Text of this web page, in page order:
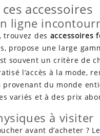
accessoires
ligne
trouvez des accessoires
propose une large
souvent un critère de
l’accès à la mode,
provenant du monde
variés et à des prix
à visiter
avant d’acheter ?